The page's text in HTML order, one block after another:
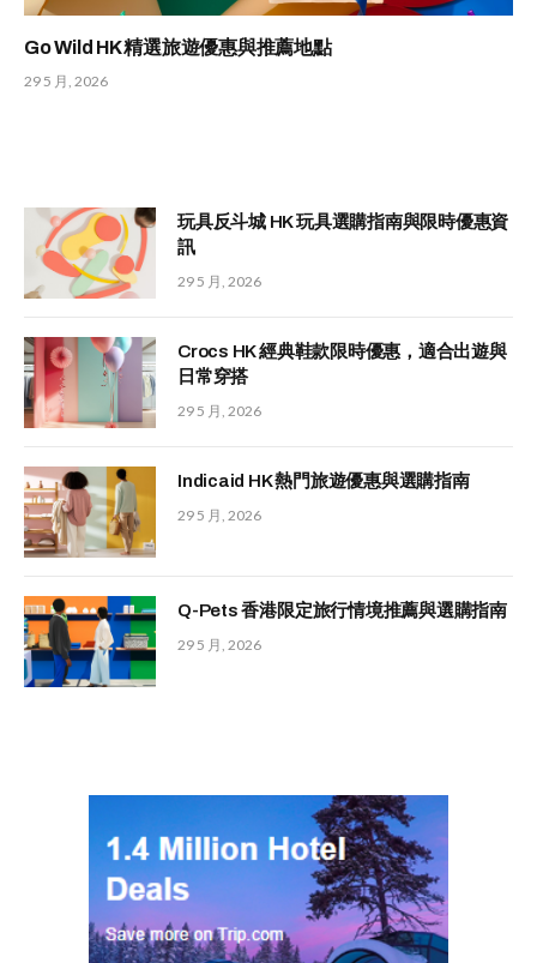
Go Wild HK 精選旅遊優惠與推薦地點
29 5 月, 2026
玩具反斗城 HK 玩具選購指南與限時優惠資
訊
29 5 月, 2026
Crocs HK 經典鞋款限時優惠，適合出遊與
日常穿搭
29 5 月, 2026
Indicaid HK 熱門旅遊優惠與選購指南
29 5 月, 2026
Q-Pets 香港限定旅行情境推薦與選購指南
29 5 月, 2026